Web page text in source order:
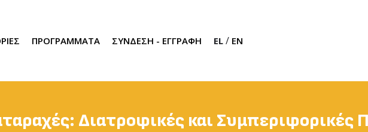
ΠΡΟΓΡΑΜΜΑΤΑ ΣΥΝΔΕΣΗ - ΕΓΓΡΑΦΗ EL / EN
Διατροφικές και Συμπεριφορικές